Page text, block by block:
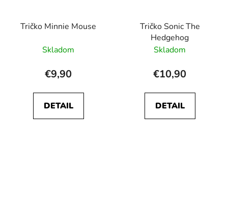
Tričko Minnie Mouse
Skladom
€9,90
DETAIL
Tričko Sonic The
Hedgehog
Skladom
€10,90
DETAIL